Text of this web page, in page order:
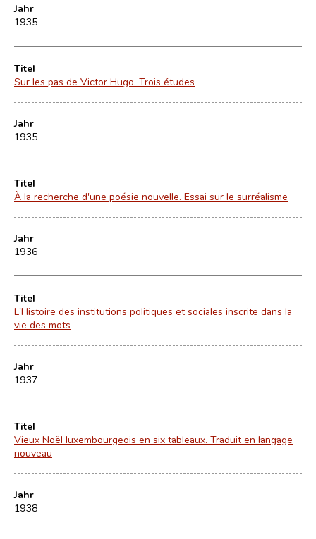
Jahr
1935
Titel
Sur les pas de Victor Hugo. Trois études
Jahr
1935
Titel
À la recherche d'une poésie nouvelle. Essai sur le surréalisme
Jahr
1936
Titel
L'Histoire des institutions politiques et sociales inscrite dans la
vie des mots
Jahr
1937
Titel
Vieux Noël luxembourgeois en six tableaux. Traduit en langage
nouveau
Jahr
1938